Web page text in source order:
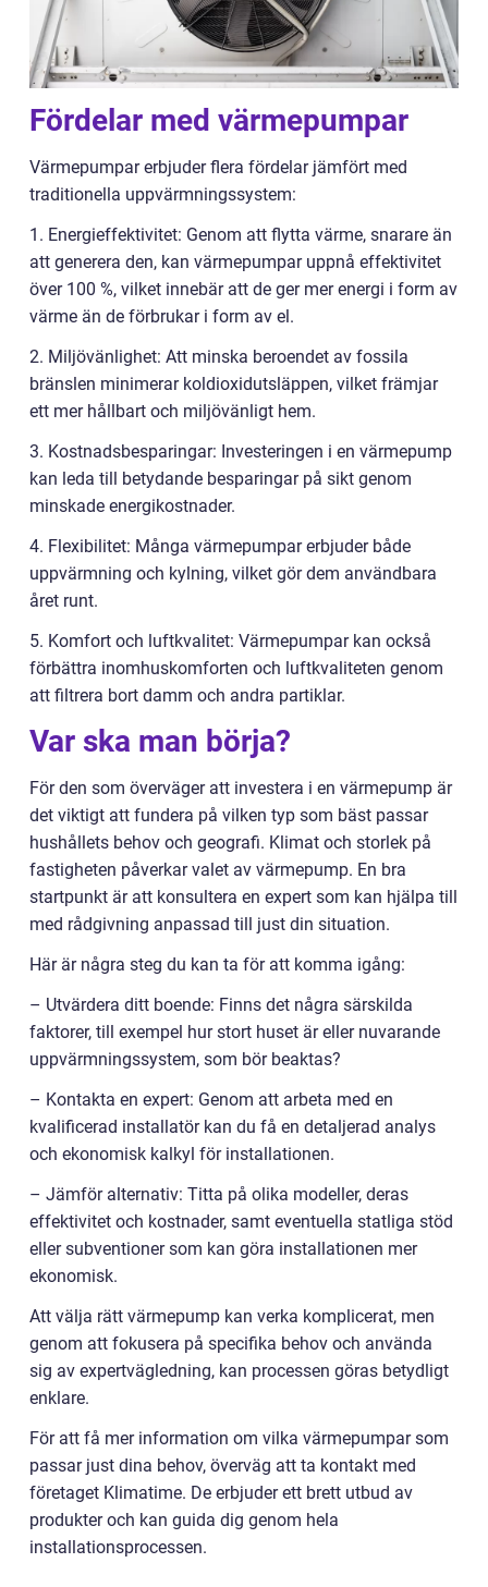
Fördelar med värmepumpar
Värmepumpar erbjuder flera fördelar jämfört med
traditionella uppvärmningssystem:
1. Energieffektivitet: Genom att flytta värme, snarare än
att generera den, kan värmepumpar uppnå effektivitet
över 100 %, vilket innebär att de ger mer energi i form av
värme än de förbrukar i form av el.
2. Miljövänlighet: Att minska beroendet av fossila
bränslen minimerar koldioxidutsläppen, vilket främjar
ett mer hållbart och miljövänligt hem.
3. Kostnadsbesparingar: Investeringen i en värmepump
kan leda till betydande besparingar på sikt genom
minskade energikostnader.
4. Flexibilitet: Många värmepumpar erbjuder både
uppvärmning och kylning, vilket gör dem användbara
året runt.
5. Komfort och luftkvalitet: Värmepumpar kan också
förbättra inomhuskomforten och luftkvaliteten genom
att filtrera bort damm och andra partiklar.
Var ska man börja?
För den som överväger att investera i en värmepump är
det viktigt att fundera på vilken typ som bäst passar
hushållets behov och geografi. Klimat och storlek på
fastigheten påverkar valet av värmepump. En bra
startpunkt är att konsultera en expert som kan hjälpa till
med rådgivning anpassad till just din situation.
Här är några steg du kan ta för att komma igång:
– Utvärdera ditt boende: Finns det några särskilda
faktorer, till exempel hur stort huset är eller nuvarande
uppvärmningssystem, som bör beaktas?
– Kontakta en expert: Genom att arbeta med en
kvalificerad installatör kan du få en detaljerad analys
och ekonomisk kalkyl för installationen.
– Jämför alternativ: Titta på olika modeller, deras
effektivitet och kostnader, samt eventuella statliga stöd
eller subventioner som kan göra installationen mer
ekonomisk.
Att välja rätt värmepump kan verka komplicerat, men
genom att fokusera på specifika behov och använda
sig av expertvägledning, kan processen göras betydligt
enklare.
För att få mer information om vilka värmepumpar som
passar just dina behov, överväg att ta kontakt med
företaget Klimatime. De erbjuder ett brett utbud av
produkter och kan guida dig genom hela
installationsprocessen.